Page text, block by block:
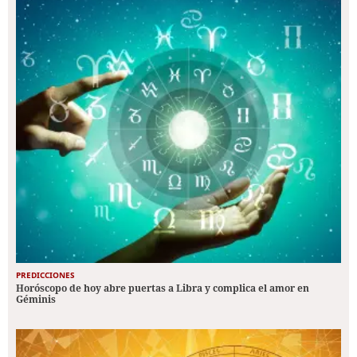
PREDICCIONES
Horóscopo de hoy abre puertas a Libra y complica el amor en
Géminis